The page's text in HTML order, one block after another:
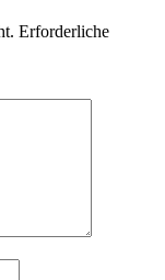
Erforderliche